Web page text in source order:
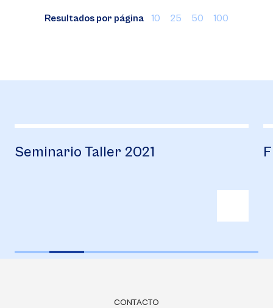
Resultados por página 10 25 50 100
Seminario Taller 2021
CONTACTO